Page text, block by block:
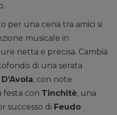
per una cena tra amici si
musicale in
netta e precisa. Cambia
di una serata
, con note
festa con Tinchitè, una
successo di Feudo